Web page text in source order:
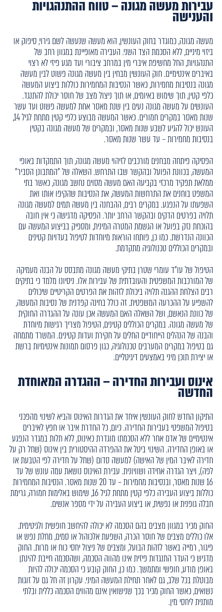
עבירות מעשה מגונה – טווח ההתנהגויות
והענישה
מעשה מגונה, כמוגדר בחוק העונשין, הוא מעשה שנעשה לשם גירוי, סיפוק או
ביזוי מיניים, ללא הסכמת הצד השני. העבירה מאופיינת במגוון רחב של
התנהגויות, החל מחשיפת איברי מין במרחב ציבורי ועד מגע פיזי לא רצוי
באיברים אינטימיים. חוק העונשין מבחין בין מעשה מגונה פשוט לבין מעשה
מגונה בנסיבות מחמירות, כאשר הנסיבות המחמירות כוללות ביצוע המעשה
כלפי קטין, תוך שימוש באיומים, או תוך ניצול מצב של חוסר יכולת להתנגד.
העונשים על מעשה מגונה נעים בין שנת מאסר אחת למעשה פשוט ועד עשר
שנות מאסר במקרים חמורים. כאשר המעשה מבוצע כלפי קטין מתחת לגיל 14,
העונש יכול להגיע לשבע שנות מאסר, ובמקרים של מעשה מגונה בקטין
בנסיבות מחמירות – עד עשר שנות מאסר.
הפסיקה פיתחה מבחנים מורכבים לזיהוי מעשה מגונה, תוך התמקדות באופי
המעשה, בכוונת הפועל ובהקשר שבו התרחש. השאלה של "המתבונן הסביר"
ממלאת תפקיד מרכזי בקביעה האם מעשה מסוים נחשב מגונה, כאשר בתי
המשפט בוחנים את התרחשות המעשה, את הנסיבות שהקיפו אותו ואת
השפעתו על הנפגע. במקרים רבים, ההבחנה בין מעשה תמים למעשה מגונה
תלויה בפרטים הדקים ובהקשר הרחב יותר. הפסיקה מדגישה כי אין חובה
בהוכחת נזק בפועל או הגשמת המטרה המינית, ומספיק בביצוע המעשה עם
הכוונה הנדרשת. כמו כן, פותחו הוראות מיוחדות לטיפול בעדויות קטינים
ובמקרים הכוללים טכנולוגיה מתקדמת.
הטיפול של עו"ד עומרי שטרן בתיקי מעשה מגונה מתבסס על הבנה מעמיקה
של המורכבות המשפטית והעובדתית של עבירות אלו. ניסיונו מלמד כי בתיקים
רבים הצלחת ההגנה תלויה ביכולת לזהות את הפרטים הקריטיים שיכולים
להשפיע על ההכרעה המשפטית. זה כולל בחינה קפדנית של נסיבות המעשה,
של כוונת הנאשם, ושל השאלה האם המעשה אכן עונה על ההגדרה החוקית
של מעשה מגונה. במקרים הכוללים קטינים, הטיפול מצריך רגישות מיוחדת
והבנה של הנהלים הייחודיים החלים על חקירת ועדות קטינים. המשרד מתמחה
גם בטיפול במקרים המערבים טכנולוגיה, כגון פרסום תמונות אינטימיות ברשת
או יצירת תוכן מיני באמצעים דיגיטליים.
אינוס ועבירות החדירה – ההגדרה המאוחדת
החדשה
התיקון החדש לחוק העונשין איחד את הגדרות האינוס והביא לשינוי מהפכני
בטיפול המשפטי בעבירות החדירה. כיום, כל החדרת איבר או חפץ לאיברים
אינטימיים של אדם אחר ללא הסכמתו מוגדרת כאינוס, ללא תלות במגדר הנפגע
או באופן החדירה. השינוי ביטל את ההפרדה ההיסטורית בין אינוס (שחל רק על
חדירה לאיבר המין של האישה) למעשה סדום (שחל על חדירה לפי הטבעת או
לפה), ויצר הגדרה אחידה ושוויונית. עבירת האינוס נושאת עמה עונש של עד
16 שנות מאסר, ובנסיבות מחמירות – עד 20 שנות מאסר. הנסיבות המחמירות
כוללות ביצוע העבירה כלפי קטין מתחת לגיל 16, שימוש באלימות חמורה, גרימת
חבלה גופנית או נפשית, או ביצוע העבירה על ידי מספר אנשים.
החוק מכיר במגוון מצבים בהם הסכמה לא יכולה להיחשב חופשית ולגיטימית.
אלו כוללים מצבים של חוסר הכרה, השפעת אלכוהול או סמים, מחלת נפש או
פיגור, רמייה באשר לזהות הבועל, ומצבים של ניצול יחסי כוח או מרות. החוק
מדגיש כי העדר התנגדות פיזית אינו מהווה הסכמה, ושהסכמה חייבת להינתן
באופן מודע, חופשי ומתמשך. כמו כן, החוק קובע כי הסכמה יכולה להיות
מבוטלת בכל שלב, גם לאחר תחילת המעשה המיני. עקרון זה חל גם על זוגות
נשואים, כאשר החוק מכיר בכך שנישואין אינם מהווים הסכמה כללית ובלתי
מותנית ליחסי מין.